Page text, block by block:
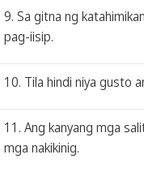
9. Sa gitna ng
pag-iisip.
10. Tila hindi niya gusto
11. Ang kanyang mga
mga nakikinig.